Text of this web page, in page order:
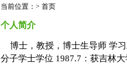
当前位置：> 首页
个人简介
博士，教授，博士生导师 学
分子学士学位 1987.7：获吉林